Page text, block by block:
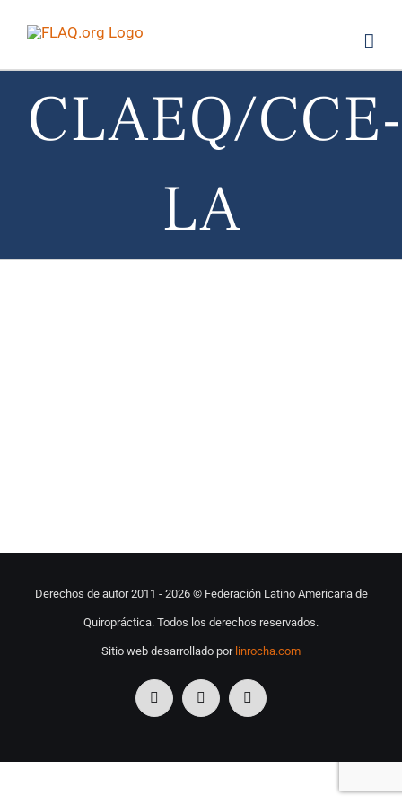
contenido
CLAEQ/CCE-
LA
Derechos de autor 2011 - 2026 © Federación Latino Americana de
Quiropráctica. Todos los derechos reservados.
Sitio web desarrollado por linrocha.com
FacebookInstagramCorreo
electrónico